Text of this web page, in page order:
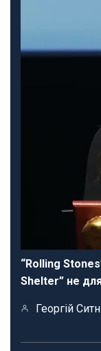
“Rolling
Shelter” не
Георгій